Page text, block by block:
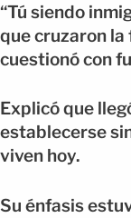
“Tú siendo
que cruzaron la
cuestionó con
Explicó que
establecerse
viven hoy.
Su énfasis